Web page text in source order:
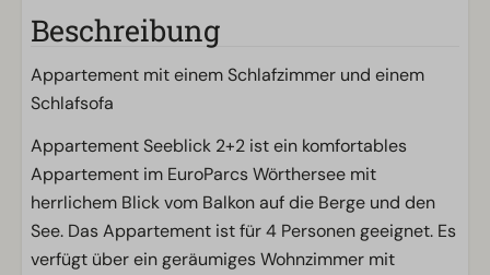
Beschreibung
Appartement mit einem Schlafzimmer und einem
Schlafsofa
Appartement Seeblick 2+2 ist ein komfortables
Appartement im EuroParcs Wörthersee mit
herrlichem Blick vom Balkon auf die Berge und den
See. Das Appartement ist für 4 Personen geeignet. Es
verfügt über ein geräumiges Wohnzimmer mit